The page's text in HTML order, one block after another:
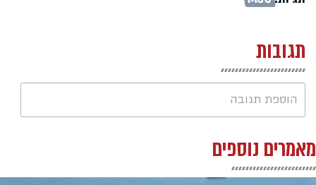
תגובות
הוספת תגובה
מאמרים נוספים